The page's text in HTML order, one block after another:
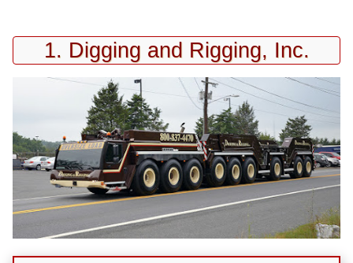
1. Digging and Rigging, Inc.